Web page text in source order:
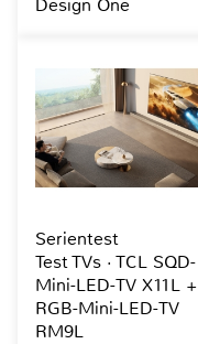
Serientest
Test TVs · TCL SQD-
Mini-LED-TV X11L +
RGB-Mini-LED-TV
RM9L